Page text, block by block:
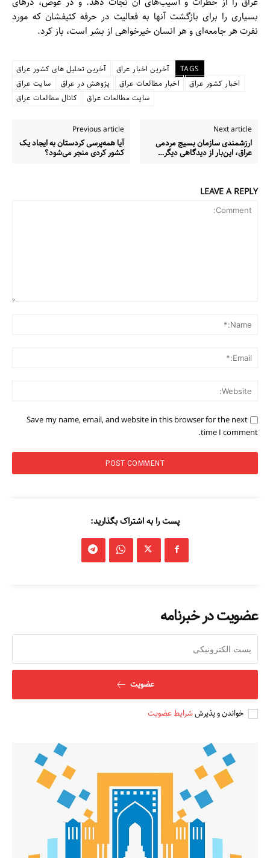
بسیاری را برای بازگشت آنها به فعالیت در حرفه کثیفشان که مورد
نفرت هر جامعه‌ای و هر انسان خیرخواهی از بشر است، باز کرد.
TAGS آخرین اخبار عراق
آخرین تحلیل های کشور عراق
اخبار کشور عراق
اخبار مطالعات عراق پژوهش در عراق
سایت عراق
سایت مطالعات عراق
کانال مطالعات عراق
Previous article
آیا همه‌پرسی کردستان به ایجاد یک
کشور کردی منجر می‌شود؟
Next article
ارزشمندی سازمان بسیج مردمی
عراق، این‌بار از دیدگاهی دیگر…
LEAVE A REPLY
Save my name, email, and website in this browser for the next
time I comment.
پست را به اشتراک بگذارید:
عضویت در خبرنامه
عضویت
خواندن و پذیرششرایط عضویت